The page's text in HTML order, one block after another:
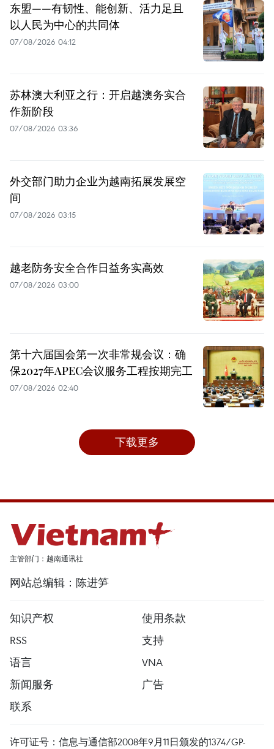
东盟——有韧性、能创新、活力足且
以人民为中心的共同体
07/08/2026 04:12
苏林澳大利亚之行：开启越澳务实合
作新阶段
07/08/2026 03:36
外交部门助力企业为越南拓展发展空
间
07/08/2026 03:15
越老防务安全合作日益务实高效
07/08/2026 03:00
第十六届国会第一次非常规会议：确
保2027年APEC会议服务工程按期完工
07/08/2026 02:40
下载更多
主管部门：越南通讯社
网站总编辑：陈进笋
知识产权
使用条款
RSS
支持
语言
VNA
新闻服务
广告
联系
许可证号：信息与通信部2008年9月11日颁发的1374/GP-